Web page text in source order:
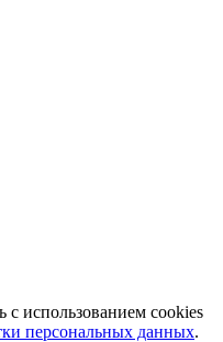
с использованием cookies
персональных данных.